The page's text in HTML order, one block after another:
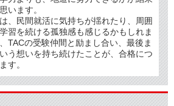
います。
、民間就活に気持ちが揺れたり、周囲
習を続ける孤独感も感じるかもしれま
TACの受験仲間と励まし合い、最後ま
う想いを持ち続けたことが、合格につ
す。